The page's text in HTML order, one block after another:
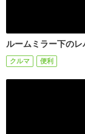
ルームミラー下の
クルマ 便利